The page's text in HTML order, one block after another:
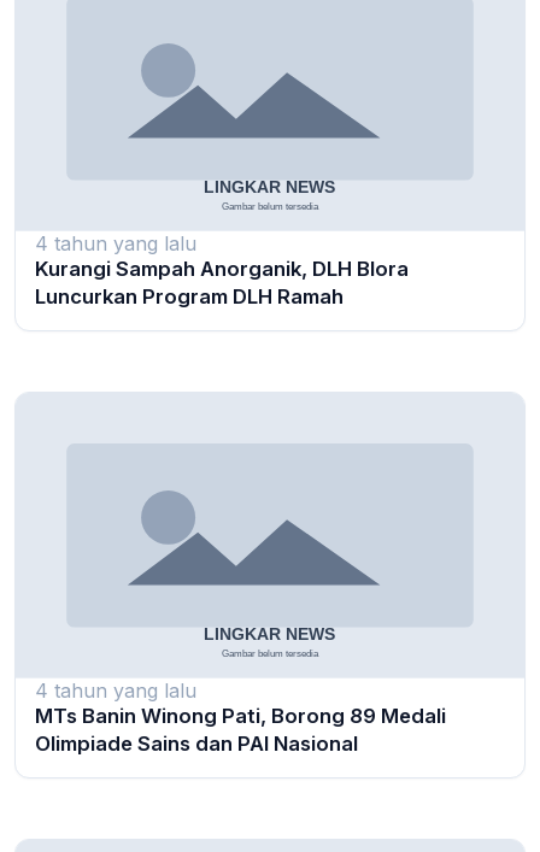
4 tahun yang lalu
Kurangi Sampah Anorganik, DLH Blora
Luncurkan Program DLH Ramah
4 tahun yang lalu
MTs Banin Winong Pati, Borong 89 Medali
Olimpiade Sains dan PAI Nasional